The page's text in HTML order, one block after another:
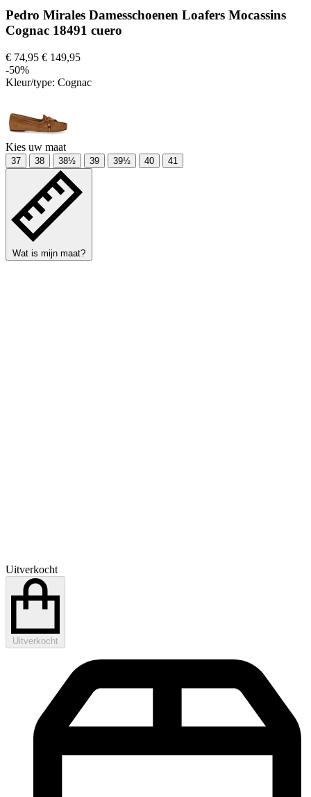
Pedro Mirales Damesschoenen Loafers Mocassins
Cognac 18491 cuero
€ 74,95 € 149,95
-50%
Kleur/type: Cognac
Kies uw maat
37 38 38½ 39 39½ 40 41
Wat is mijn maat?
Uitverkocht
Uitverkocht